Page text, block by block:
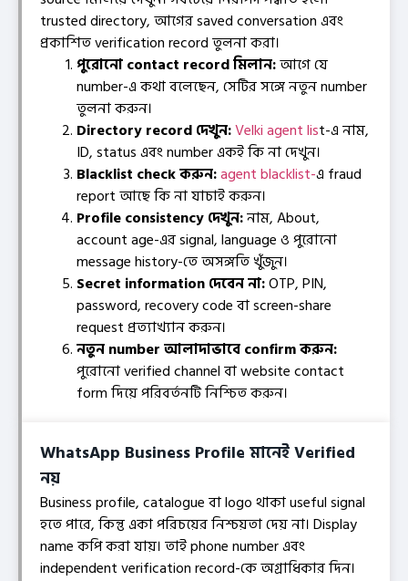
trusted directory, আগের saved conversation এবং
প্রকাশিত verification record তুলনা করা।
পুরোনো contact record মিলান:আগে যে
number-এ কথা বলেছেন, সেটির সঙ্গে নতুন number
তুলনা করুন।
Directory record দেখুন:Velki agent list-এ নাম,
ID, status এবং number একই কি না দেখুন।
Blacklist check করুন:agent blacklist-এ fraud
report আছে কি না যাচাই করুন।
Profile consistency দেখুন:নাম, About,
account age-এর signal, language ও পুরোনো
message history-তে অসঙ্গতি খুঁজুন।
Secret information দেবেন না:OTP, PIN,
password, recovery code বা screen-share
request প্রত্যাখ্যান করুন।
নতুন number আলাদাভাবে confirm করুন:
পুরোনো verified channel বা website contact
form দিয়ে পরিবর্তনটি নিশ্চিত করুন।
WhatsApp Business Profile মানেই Verified
নয়
Business profile, catalogue বা logo থাকা useful signal
হতে পারে, কিন্তু একা পরিচয়ের নিশ্চয়তা দেয় না। Display
name কপি করা যায়। তাই phone number এবং
independent verification record-কে অগ্রাধিকার দিন।